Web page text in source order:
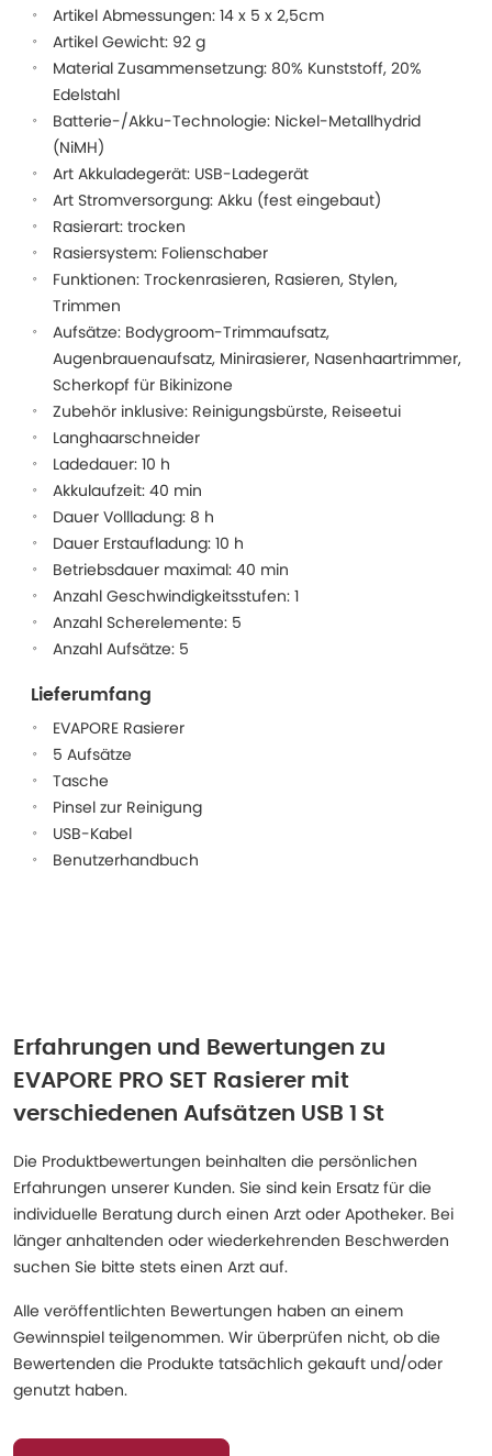
Artikel Abmessungen: 14 x 5 x 2,5cm
Artikel Gewicht: 92 g
Material Zusammensetzung: 80% Kunststoff, 20%
Edelstahl
Batterie-/Akku-Technologie: Nickel-Metallhydrid
(NiMH)
Art Akkuladegerät: USB-Ladegerät
Art Stromversorgung: Akku (fest eingebaut)
Rasierart: trocken
Rasiersystem: Folienschaber
Funktionen: Trockenrasieren, Rasieren, Stylen,
Trimmen
Aufsätze: Bodygroom-Trimmaufsatz,
Augenbrauenaufsatz, Minirasierer, Nasenhaartrimmer,
Scherkopf für Bikinizone
Zubehör inklusive: Reinigungsbürste, Reiseetui
Langhaarschneider
Ladedauer: 10 h
Akkulaufzeit: 40 min
Dauer Vollladung: 8 h
Dauer Erstaufladung: 10 h
Betriebsdauer maximal: 40 min
Anzahl Geschwindigkeitsstufen: 1
Anzahl Scherelemente: 5
Anzahl Aufsätze: 5
Lieferumfang
EVAPORE Rasierer
5 Aufsätze
Tasche
Pinsel zur Reinigung
USB-Kabel
Benutzerhandbuch
Erfahrungen und Bewertungen zu
EVAPORE PRO SET Rasierer mit
verschiedenen Aufsätzen USB 1 St
Die Produktbewertungen beinhalten die persönlichen
Erfahrungen unserer Kunden. Sie sind kein Ersatz für die
individuelle Beratung durch einen Arzt oder Apotheker. Bei
länger anhaltenden oder wiederkehrenden Beschwerden
suchen Sie bitte stets einen Arzt auf.
Alle veröffentlichten Bewertungen haben an einem
Gewinnspiel teilgenommen. Wir überprüfen nicht, ob die
Bewertenden die Produkte tatsächlich gekauft und/oder
genutzt haben.